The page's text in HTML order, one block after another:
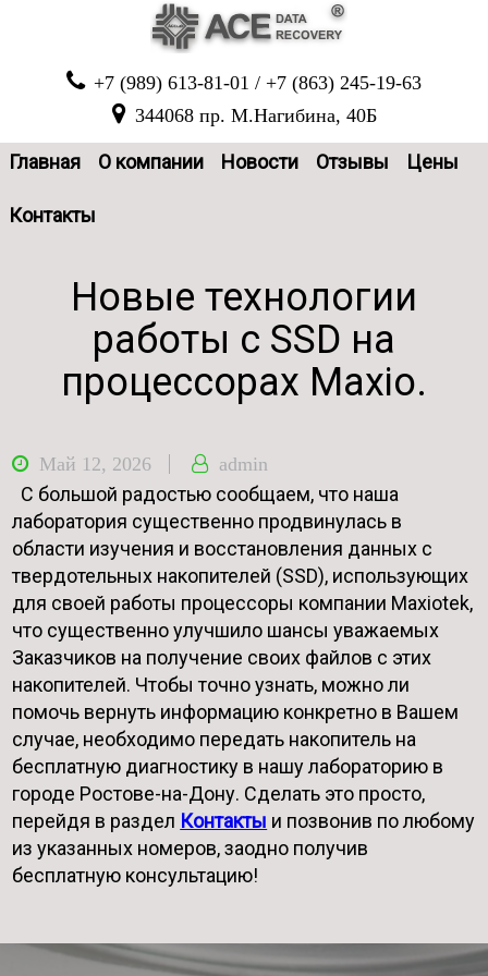
+7 (989) 613-81-01 / +7 (863) 245-19-63
344068 пр. М.Нагибина, 40Б
навигация
Главная О компании Новости Отзывы Цены
Контакты
Новые технологии
работы с SSD на
процессорах Maxio.
Май 12, 2026 admin
С большой радостью сообщаем, что наша
лаборатория существенно продвинулась в
области изучения и восстановления данных с
твердотельных накопителей (SSD), использующих
для своей работы процессоры компании Maxiotek,
что существенно улучшило шансы уважаемых
Заказчиков на получение своих файлов с этих
накопителей. Чтобы точно узнать, можно ли
помочь вернуть информацию конкретно в Вашем
случае, необходимо передать накопитель на
бесплатную диагностику в нашу лабораторию в
городе Ростове-на-Дону. Сделать это просто,
перейдя в раздел Контакты и позвонив по любому
из указанных номеров, заодно получив
бесплатную консультацию!